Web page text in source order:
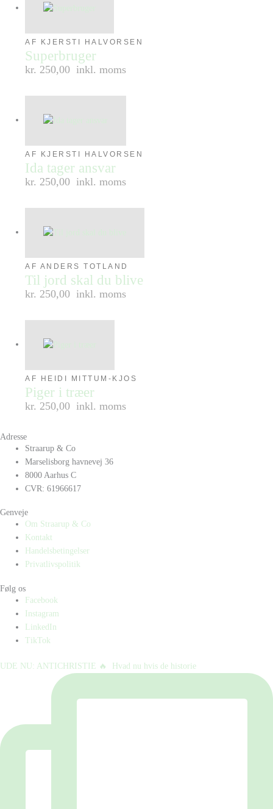
AF KJERSTI HALVORSEN
Superbruger
kr. 250,00 inkl. moms
AF KJERSTI HALVORSEN
Ida tager ansvar
kr. 250,00 inkl. moms
AF ANDERS TOTLAND
Til jord skal du blive
kr. 250,00 inkl. moms
AF HEIDI MITTUM-KJOS
Piger i træer
kr. 250,00 inkl. moms
Adresse
Straarup & Co
Marselisborg havnevej 36
8000 Aarhus C
CVR: 61966617
Genveje
Om Straarup & Co
Kontakt
Handelsbetingelser
Privatlivspolitik
Følg os
Facebook
Instagram
LinkedIn
TikTok
UDE NU: ANTICHRISTIE 🔥⁠ ⁠ Hvad nu hvis de historie